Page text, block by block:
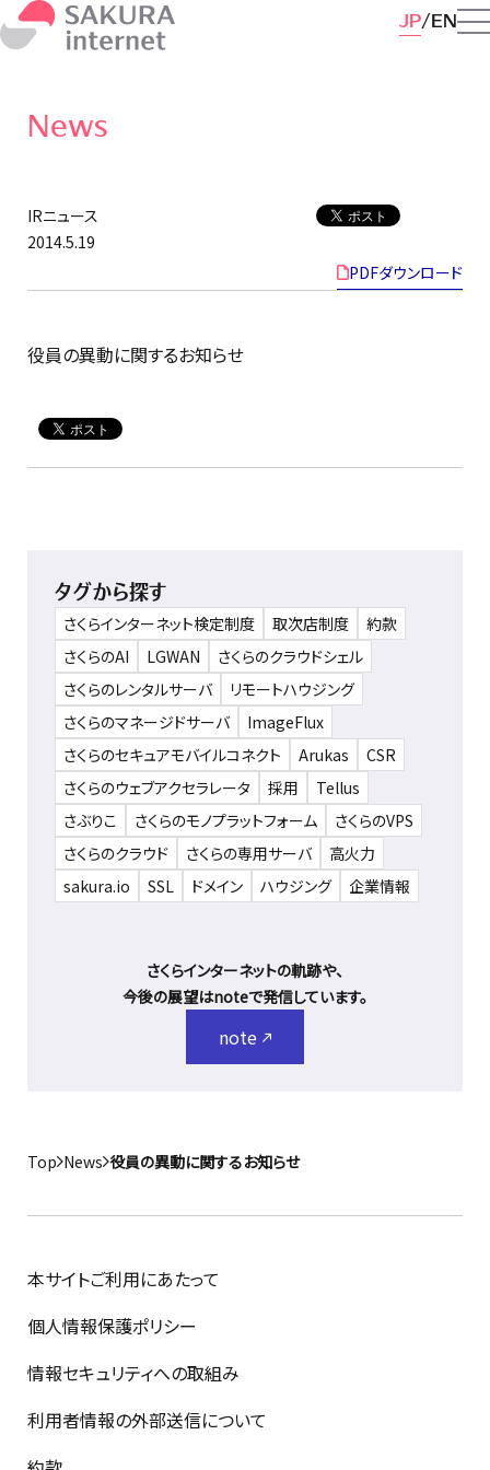
JP EN
News
IRニュース
2014.5.19
PDFダウンロード
役員の異動に関するお知らせ
タグから探す
さくらインターネット検定制度 取次店制度
約款
さくらのAI
LGWAN
さくらのクラウドシェル
さくらのレンタルサーバ
リモートハウジング
さくらのマネージドサーバ
ImageFlux
さくらのセキュアモバイルコネクト
Arukas
CSR
さくらのウェブアクセラレータ
採用
Tellus
さぶりこ
さくらのモノプラットフォーム
さくらのVPS
さくらのクラウド
さくらの専用サーバ
高火力
sakura.io
SSL ドメイン ハウジング 企業情報
さくらインターネットの軌跡や、
今後の展望はnoteで発信しています。
note
Top News 役員の異動に関するお知らせ
本サイトご利用にあたって
個人情報保護ポリシー
情報セキュリティへの取組み
利用者情報の外部送信について